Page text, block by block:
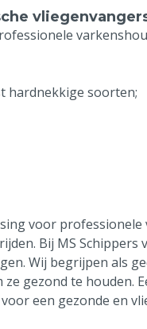
hardnekkige soorten;
voor
Bij MS Schippers
Wij begrijpen als
gezond te houden.
een gezonde en